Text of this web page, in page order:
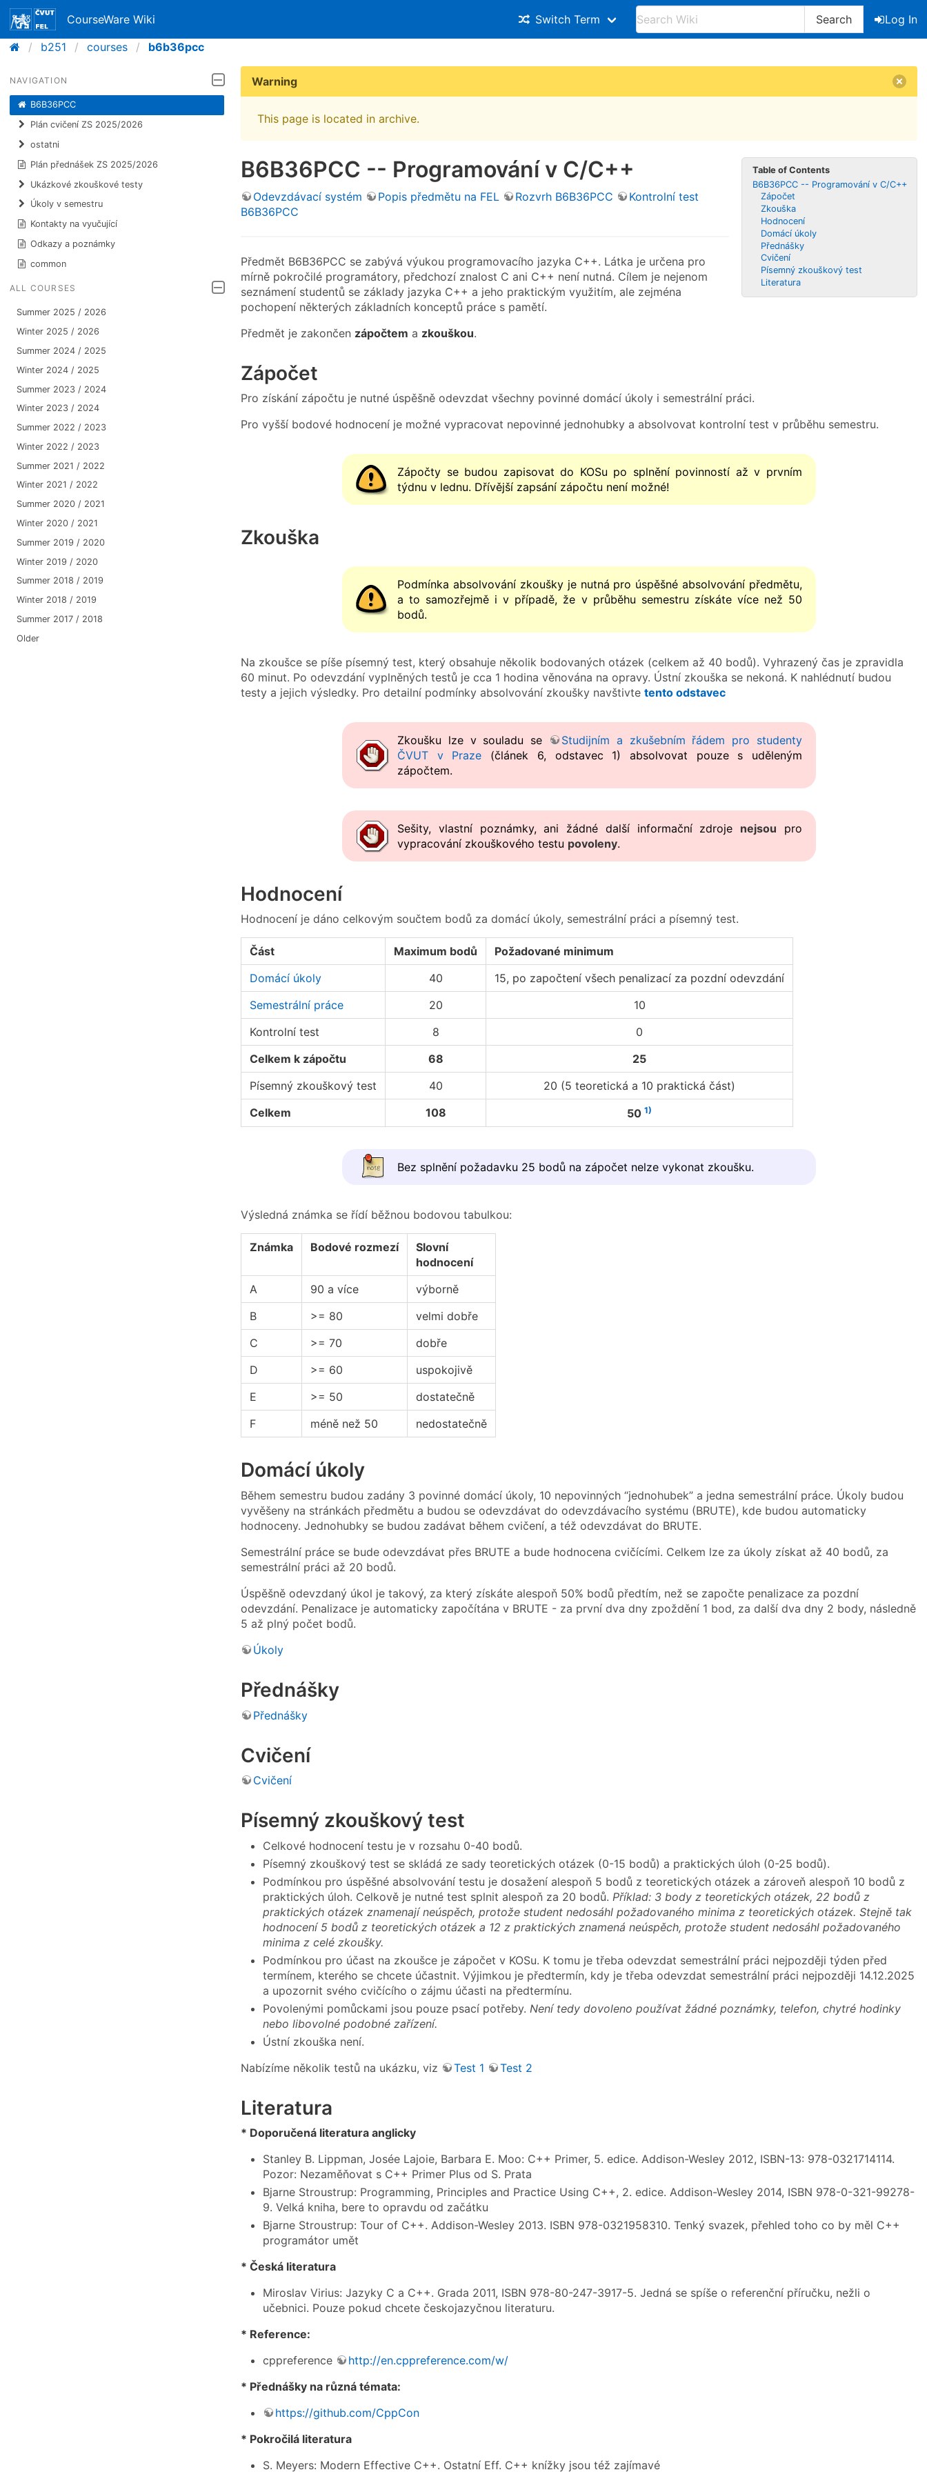
CourseWare Wiki Switch Term Search
Log In
b251
courses b6b36pcc
NAVIGATION
B6B36PCC
Plán cvičení ZS 2025/2026
ostatni
Plán přednášek ZS 2025/2026
Ukázkové zkouškové testy
Úkoly v semestru
Kontakty na vyučující
Odkazy a poznámky
common
ALL COURSES
Summer 2025 / 2026
Winter 2025 / 2026
Summer 2024 / 2025
Winter 2024 / 2025
Summer 2023 / 2024
Winter 2023 / 2024
Summer 2022 / 2023
Winter 2022 / 2023
Summer 2021 / 2022
Winter 2021 / 2022
Summer 2020 / 2021
Winter 2020 / 2021
Summer 2019 / 2020
Winter 2019 / 2020
Summer 2018 / 2019
Winter 2018 / 2019
Summer 2017 / 2018
Older
Warning
This page is located in archive.
Table of Contents
B6B36PCC -- Programování v C/C++
Zápočet
Zkouška
Hodnocení
Domácí úkoly
Přednášky
Cvičení
Písemný zkouškový test
Literatura
B6B36PCC -- Programování v C/C++
Odevzdávací systém Popis předmětu na FEL Rozvrh B6B36PCC
Kontrolní test
B6B36PCC
Předmět B6B36PCC se zabývá výukou programovacího jazyka C++. Látka je určena pro
mírně pokročilé programátory, předchozí znalost C ani C++ není nutná. Cílem je nejenom
seznámení studentů se základy jazyka C++ a jeho praktickým využitím, ale zejména
pochopení některých základních konceptů práce s pamětí.
Předmět je zakončen zápočtem a zkouškou.
Zápočet
Pro získání zápočtu je nutné úspěšně odevzdat všechny povinné domácí úkoly i semestrální práci.
Pro vyšší bodové hodnocení je možné vypracovat nepovinné jednohubky a absolvovat kontrolní test v průběhu semestru.
Zápočty se budou zapisovat do KOSu po splnění povinností až v prvním
týdnu v lednu. Dřívější zapsání zápočtu není možné!
Zkouška
Podmínka absolvování zkoušky je nutná pro úspěšné absolvování předmětu,
a to samozřejmě i v případě, že v průběhu semestru získáte více než 50
bodů.
Na zkoušce se píše písemný test, který obsahuje několik bodovaných otázek (celkem až 40 bodů). Vyhrazený čas je zpravidla
60 minut. Po odevzdání vyplněných testů je cca 1 hodina věnována na opravy. Ústní zkouška se nekoná. K nahlédnutí budou
testy a jejich výsledky. Pro detailní podmínky absolvování zkoušky navštivte tento odstavec
Zkoušku lze v souladu se
Studijním a zkušebním řádem pro studenty
ČVUT v Praze (článek 6, odstavec 1) absolvovat pouze s uděleným
zápočtem.
Sešity, vlastní poznámky, ani žádné další informační zdroje nejsou pro
vypracování zkouškového testu povoleny.
Hodnocení
Hodnocení je dáno celkovým součtem bodů za domácí úkoly, semestrální práci a písemný test.
Část Maximum bodů
Požadované minimum
Domácí úkoly
40
15, po započtení všech penalizací za pozdní odevzdání
Semestrální práce
20
10
Kontrolní test
8
0
Celkem k zápočtu
68
25
Písemný zkouškový test
40
20 (5 teoretická a 10 praktická část)
Celkem
108 50 1)
Bez splnění požadavku 25 bodů na zápočet nelze vykonat zkoušku.
Výsledná známka se řídí běžnou bodovou tabulkou:
Známka Bodové rozmezí
Slovní
hodnocení
A
90 a více
výborně
B
>= 80
velmi dobře
C
>= 70
dobře
D
>= 60
uspokojivě
E
>= 50
dostatečně
F
méně než 50 nedostatečně
Domácí úkoly
Během semestru budou zadány 3 povinné domácí úkoly, 10 nepovinných “jednohubek” a jedna semestrální práce. Úkoly budou
vyvěšeny na stránkách předmětu a budou se odevzdávat do odevzdávacího systému (BRUTE), kde budou automaticky
hodnoceny. Jednohubky se budou zadávat během cvičení, a též odevzdávat do BRUTE.
Semestrální práce se bude odevzdávat přes BRUTE a bude hodnocena cvičícími. Celkem lze za úkoly získat až 40 bodů, za
semestrální práci až 20 bodů.
Úspěšně odevzdaný úkol je takový, za který získáte alespoň 50% bodů předtím, než se započte penalizace za pozdní
odevzdání. Penalizace je automaticky započítána v BRUTE - za první dva dny zpoždění 1 bod, za další dva dny 2 body, následně
5 až plný počet bodů.
Úkoly
Přednášky
Přednášky
Cvičení
Cvičení
Písemný zkouškový test
Celkové hodnocení testu je v rozsahu 0-40 bodů.
Písemný zkouškový test se skládá ze sady teoretických otázek (0-15 bodů) a praktických úloh (0-25 bodů).
Podmínkou pro úspěšné absolvování testu je dosažení alespoň 5 bodů z teoretických otázek a zároveň alespoň 10 bodů z
praktických úloh. Celkově je nutné test splnit alespoň za 20 bodů. Příklad: 3 body z teoretických otázek, 22 bodů z
praktických otázek znamenají neúspěch, protože student nedosáhl požadovaného minima z teoretických otázek. Stejně tak
hodnocení 5 bodů z teoretických otázek a 12 z praktických znamená neúspěch, protože student nedosáhl požadovaného
minima z celé zkoušky.
Podmínkou pro účast na zkoušce je zápočet v KOSu. K tomu je třeba odevzdat semestrální práci nejpozději týden před
termínem, kterého se chcete účastnit. Výjimkou je předtermín, kdy je třeba odevzdat semestrální práci nejpozději 14.12.2025
a upozornit svého cvičícího o zájmu účasti na předtermínu.
Povolenými pomůckami jsou pouze psací potřeby. Není tedy dovoleno používat žádné poznámky, telefon, chytré hodinky
nebo libovolné podobné zařízení.
Ústní zkouška není.
Nabízíme několik testů na ukázku, viz
Test 1 Test 2
Literatura
* Doporučená literatura anglicky
Stanley B. Lippman, Josée Lajoie, Barbara E. Moo: C++ Primer, 5. edice. Addison-Wesley 2012, ISBN-13: 978-0321714114.
Pozor: Nezaměňovat s C++ Primer Plus od S. Prata
Bjarne Stroustrup: Programming, Principles and Practice Using C++, 2. edice. Addison-Wesley 2014, ISBN 978-0-321-99278-
9. Velká kniha, bere to opravdu od začátku
Bjarne Stroustrup: Tour of C++. Addison-Wesley 2013. ISBN 978-0321958310. Tenký svazek, přehled toho co by měl C++
programátor umět
* Česká literatura
Miroslav Virius: Jazyky C a C++. Grada 2011, ISBN 978-80-247-3917-5. Jedná se spíše o referenční příručku, nežli o
učebnici. Pouze pokud chcete českojazyčnou literaturu.
* Reference:
cppreference
http://en.cppreference.com/w/
* Přednášky na různá témata:
https://github.com/CppCon
* Pokročilá literatura
S. Meyers: Modern Effective C++. Ostatní Eff. C++ knížky jsou též zajímavé